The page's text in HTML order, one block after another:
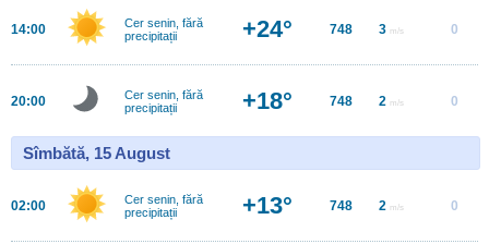
14:00
Cer senin, fără
precipitații
+24° 748 3 m/s 0
20:00
Cer senin, fără
precipitații
+18° 748 2 m/s 0
Sîmbătă, 15 August
02:00
Cer senin, fără
precipitații
+13° 748 2 m/s 0